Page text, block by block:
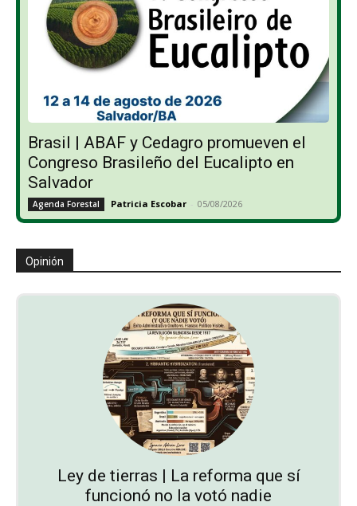
Brasil | ABAF y Cedagro promueven el
Congreso Brasileño del Eucalipto en
Salvador
Agenda Forestal Patricia Escobar - 05/08/2026
Opinión
Ley de tierras | La reforma que sí
funcionó no la votó nadie